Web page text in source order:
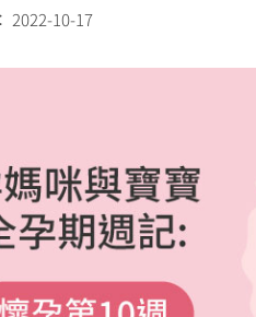
2022-10-17